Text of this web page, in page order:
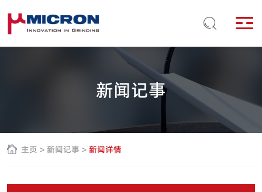
新闻记事
主页 > 新闻记事 > 新闻详情